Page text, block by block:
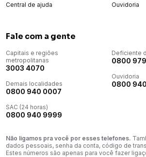
Central de ajuda Ouvidoria
Fale com a gente
Capitais e regiões
metropolitanas
3003 4070
Demais localidades
0800 940 0007
SAC (24 horas)
0800 940 9999
Deficiente
0800
Ouvidoria
0800
Não ligamos pra você por esses telefones.
dados pessoais, senha da conta, código de
Estes números são apenas para você fazer